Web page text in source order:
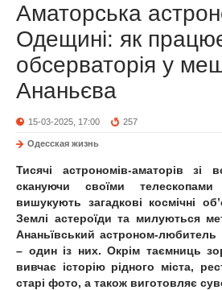
Аматорська
Одещині: як
обсерваторія у
Ананьєва
15-03-2025, 17:00 257
Одесская жизнь
Тисячі астрономів-аматорів зі
скануючи своїми телескопами
вишукують загадкові космічні
Землі астероїди та милуються
Ананьївський астроном-
– один із них. Окрім таємниць
вивчає історію рідного міста,
старі фото, а також виготовляє